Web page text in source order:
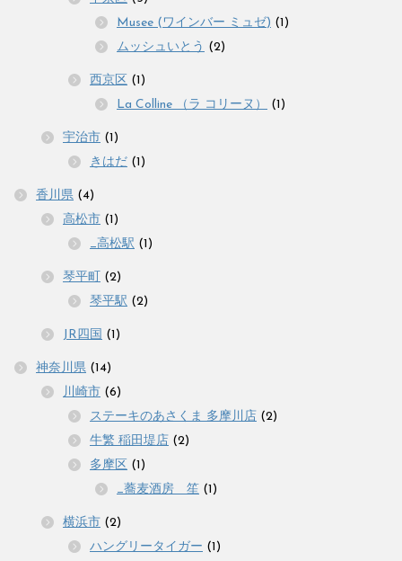
Musee (ワインバー ミュゼ) (1)
ムッシュいとう (2)
西京区 (1)
La Colline （ラ コリーヌ）
(1)
宇治市 (1)
きはだ (1)
香川県 (4)
高松市 (1)
_高松駅 (1)
琴平町 (2)
琴平駅 (2)
JR四国 (1)
神奈川県 (14)
川崎市 (6)
ステーキのあさくま 多摩川店 (2)
牛繁 稲田堤店 (2)
多摩区 (1)
_蕎麦酒房 笙 (1)
横浜市 (2)
ハングリータイガー (1)